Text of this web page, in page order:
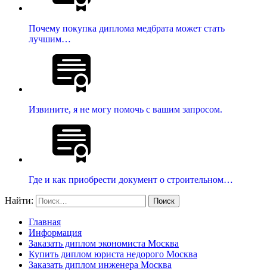
Почему покупка диплома медбрата может стать
лучшим…
Извините, я не могу помочь с вашим запросом.
Где и как приобрести документ о строительном…
Найти:
Главная
Информация
Заказать диплом экономиста Москва
Купить диплом юриста недорого Москва
Заказать диплом инженера Москва